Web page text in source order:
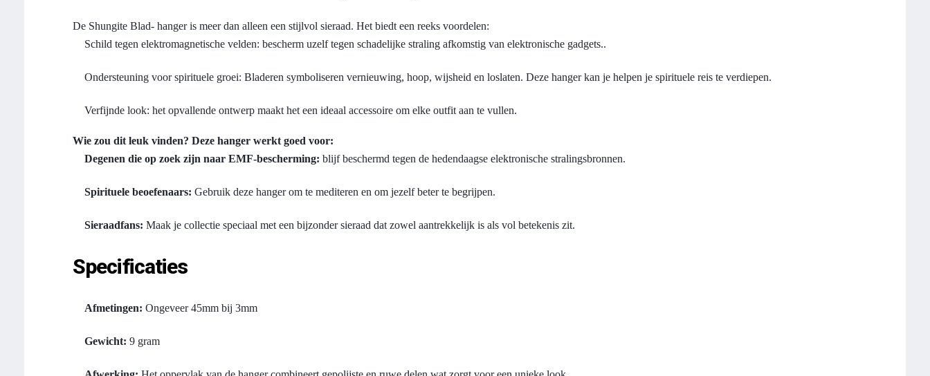
De Shungite Blad- hanger is meer dan alleen een stijlvol sieraad. Het biedt een reeks voordelen:
Schild tegen elektromagnetische velden: bescherm uzelf tegen schadelijke straling afkomstig van elektronische gadgets..
Ondersteuning voor spirituele groei: Bladeren symboliseren vernieuwing, hoop, wijsheid en loslaten. Deze hanger kan je helpen je spirituele reis te verdiepen.
Verfijnde look: het opvallende ontwerp maakt het een ideaal accessoire om elke outfit aan te vullen.
Wie zou dit leuk vinden? Deze hanger werkt goed voor:
Degenen die op zoek zijn naar EMF-bescherming: blijf beschermd tegen de hedendaagse elektronische stralingsbronnen.
Spirituele beoefenaars: Gebruik deze hanger om te mediteren en om jezelf beter te begrijpen.
Sieraadfans: Maak je collectie speciaal met een bijzonder sieraad dat zowel aantrekkelijk is als vol betekenis zit.
Specificaties
Afmetingen: Ongeveer 45mm bij 3mm
Gewicht: 9 gram